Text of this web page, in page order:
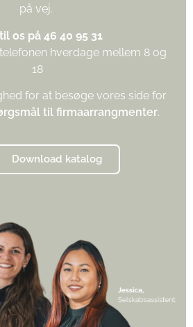
på vej.
os på 46 40 95 31
hverdage mellem 8 og
18
for at besøge vores side for
til firmaarrangmenter.
Download katalog